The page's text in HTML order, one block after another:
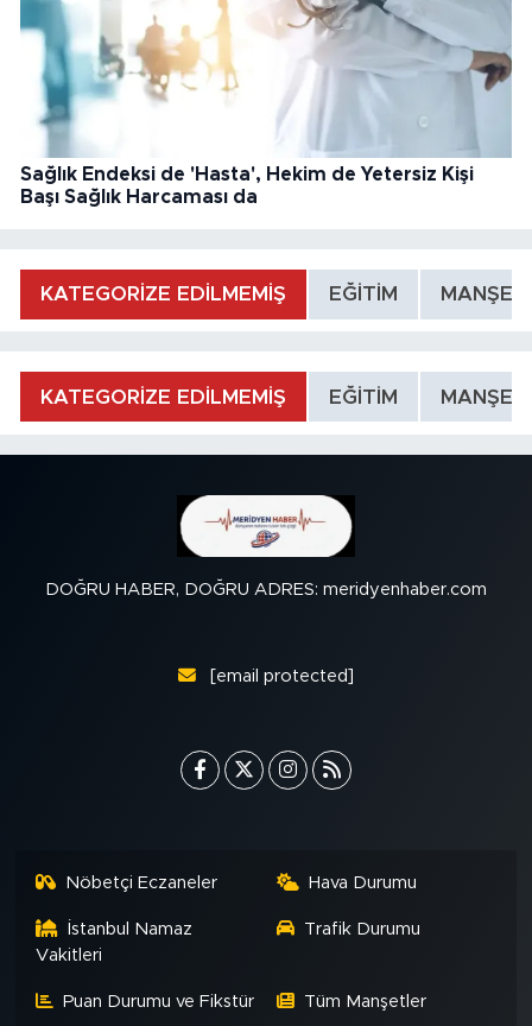
Sağlık Endeksi de 'Hasta', Hekim de Yetersiz Kişi
Başı Sağlık Harcaması da
KATEGORİZE EDİLMEMİŞ EĞİTİM MANŞET
KATEGORİZE EDİLMEMİŞ EĞİTİM MANŞET
DOĞRU HABER, DOĞRU ADRES: meridyenhaber.com
[email protected]
Nöbetçi Eczaneler Hava Durumu
İstanbul Namaz
Vakitleri
Trafik Durumu
Puan Durumu ve Fikstür Tüm Manşetler